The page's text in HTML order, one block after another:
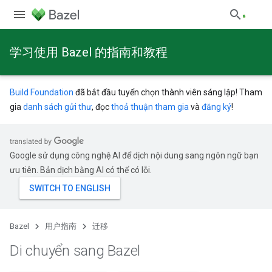
学习使用 Bazel 的指南和教程
Build Foundation đã bắt đầu tuyển chọn thành viên sáng lập! Tham
gia danh sách gửi thư, đọcthoả thuận tham gia và đăng ký!
Google sử dụng công nghệ AI để dịch nội dung sang ngôn ngữ bạn
ưu tiên. Bản dịch bằng AI có thể có lỗi.
Bazel 用户指南 迁移
Di chuyển sang Bazel